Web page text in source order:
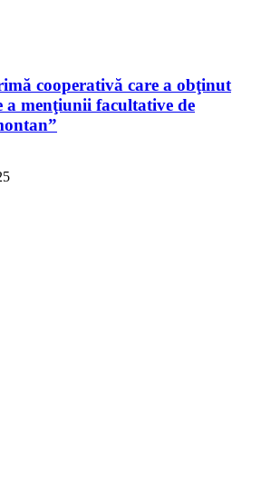
cooperativă care a obţinut
a menţiunii facultative de